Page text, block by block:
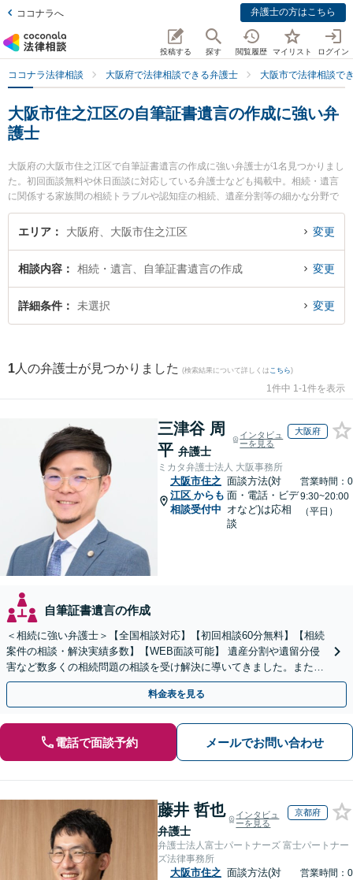
ココナラへ 弁護士の方はこちら
投稿する 探す 閲覧履歴 マイリスト ログイン
ココナラ法律相談 大阪府で法律相談できる弁護士 大阪市で法律相談で
大阪市住之江区の自筆証書遺言の作成に強い弁
護士
大阪府の大阪市住之江区で自筆証書遺言の作成に強い弁護士が1名見つかりまし
た。初回面談無料や休日面談に対応している弁護士なども掲載中。相続・遺言
に関係する家族間の相続トラブルや認知症の相続、遺産分割等の細かな分野で
の絞り込み検索もでき便利です。特に住之江法律事務所の柴田 晋太朗弁護士の
プロフィール情報や弁護士費用、強みなどが注目されています。『大阪市住之
士を検索したい』『初回相談無料で自筆証書遺言の作成を法律相談できる大阪
市住之江区内の弁護士に相談予約したい』などでお困りの相談者さんにおすす
めです。
エリア 大阪府、大阪市住之江区 変更
相談内容 相続・遺言、自筆証書遺言の作成 変更
詳細条件 未選択 変更
1 人の弁護士が見つかりました (検索結果について詳しくは こちら)
1件中 1-1件を表示
三津谷 周
平 弁護士
インタビュ
ーを見る
大阪府
ミカタ弁護士法人 大阪事務所
大阪市住之
江区 からも
相談受付中
面談方法(対
面・電話・ビデ
オなど)は応相
談
営業時間：0
9:30~20:00
（平日）
自筆証書遺言の作成
＜相続に強い弁護士＞【全国相談対応】【初回相談60分無料】【相続
案件の相談・解決実績多数】【WEB面談可能】 遺産分割や遺留分侵
害など数多くの相続問題の相談を受け解決に導いてきました。また、
過去に１００件超の遺言作成のお手伝いをしました。
料金表を見る
電話で面談予約 メールでお問い合わせ
藤井 哲也
弁護士
インタビュ
ーを見る
京都府
弁護士法人富士パートナーズ 富士パートナー
ズ法律事務所
大阪市住之 面談方法(対
営業時間：0